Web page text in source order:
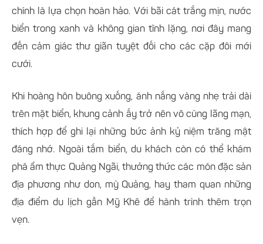
chính là lựa chọn hoàn hảo. Với bãi cát trắng mịn, nước
biển trong xanh và không gian tĩnh lặng, nơi đây mang
đến cảm giác thư giãn tuyệt đối cho các cặp đôi mới
cưới.
Khi hoàng hôn buông xuống, ánh nắng vàng nhẹ trải dài
trên mặt biển, khung cảnh ấy trở nên vô cùng lãng mạn,
thích hợp để ghi lại những bức ảnh kỷ niệm trăng mật
đáng nhớ. Ngoài tắm biển, du khách còn có thể khám
phá ẩm thực Quảng Ngãi, thưởng thức các món đặc sản
địa phương như don, mỳ Quảng, hay tham quan những
địa điểm du lịch gần Mỹ Khê để hành trình thêm trọn
vẹn.